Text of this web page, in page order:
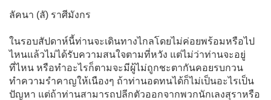
ลัคนา (ลั) ราศีมังกร
ในรอบสัปดาห์นี้ท่านจะเดินทางไกลโดยไม่ค่อยพร้อมหรือไป
ไหนแล้วไม่ได้รับความสนใจตามที่หวัง แต่ไม่ว่าท่านจะอยู่
ที่ไหน หรือทำอะไรก็ตามจะมีผู้ไม่ถูกชะตากันคอยรบกวน
ทำความรำคาญให้เนืองๆ ถ้าท่านอดทนได้ก็ไม่เป็นอะไรเป็น
ปัญหา แต่ถ้าท่านสามารถปลีกตัวออกจากพวกนักเลงสุราหรือ